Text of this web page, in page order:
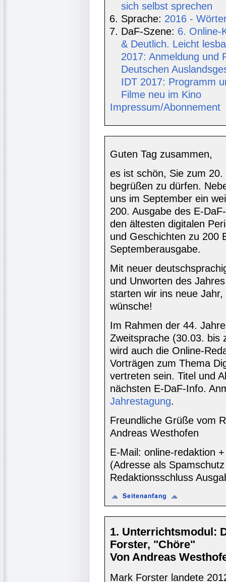
sich selbst sprechen
Sprache: 2016 -
DaF-Szene: 6. Online-
& Deutlich. Leicht
2017: Anmeldung und
Deutschen
IDT 2017: Programm
Filme neu im Kino
Impressum/Abonnement
Guten Tag zusammen,
es ist schön, Sie zum
begrüßen zu dürfen.
uns im September ein
200. Ausgabe des E-
den ältesten digitalen
und Geschichten zu 200
Septemberausgabe.
Mit neuer
und Unworten des
starten wir ins neue
wünsche!
Im Rahmen der 44.
Zweitsprache (30.03. bis
wird auch die Online-
Vorträgen zum Thema
vertreten sein. Titel und
nächsten E-DaF-Info.
Jahrestagung.
Freundliche Grüße vom
Andreas Westhofen
E-Mail: online-redaktion
(Adresse als
Redaktionsschluss
1. Unterrichtsmodul:
Forster, "Chöre"
Von Andreas
Mark Forster landete